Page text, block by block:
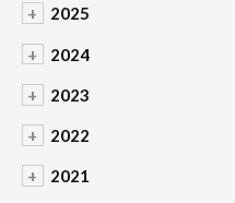
+ 2025
+ 2024
+ 2023
+ 2022
+ 2021